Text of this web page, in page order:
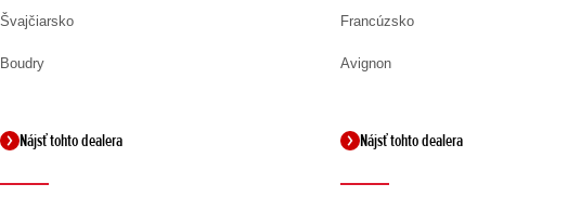
Švajčiarsko
Boudry
Nájsť tohto dealera
Francúzsko
Avignon
Nájsť tohto dealera